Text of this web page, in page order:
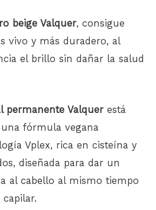
beige Valquer, consigue
vivo y más duradero, al
el brillo sin dañar la salud
permanente Valquer está
fórmula vegana
Vplex, rica en cisteína y
diseñada para dar un
al cabello al mismo tiempo